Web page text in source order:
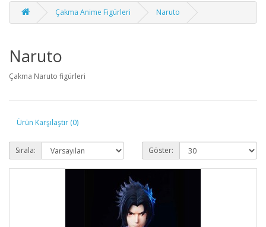
Çakma Anime Figürleri Naruto
Naruto
Çakma Naruto figürleri
Ürün Karşılaştır (0)
Sırala: Göster: